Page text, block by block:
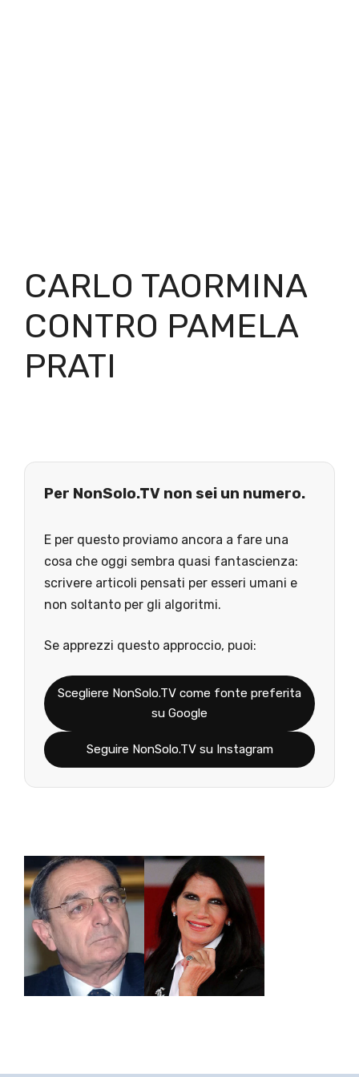
CARLO TAORMINA
CONTRO PAMELA
PRATI
Per NonSolo.TV non sei un numero.
E per questo proviamo ancora a fare una
cosa che oggi sembra quasi fantascienza:
scrivere articoli pensati per esseri umani e
non soltanto per gli algoritmi.
Se apprezzi questo approccio, puoi:
Scegliere NonSolo.TV come fonte preferita
su Google
Seguire NonSolo.TV su Instagram